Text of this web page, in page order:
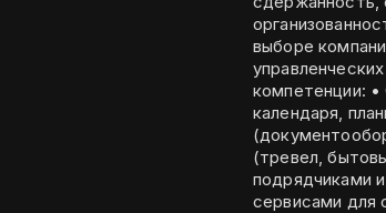
организованность,
выборе
управленческих
компетенции: •
календаря,
(тревел,
подрядчиками
сервисами для